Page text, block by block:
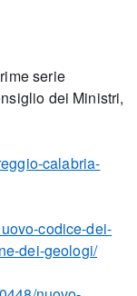
serie
dei Ministri,
calabria-
codice-dei-
dei-geologi/